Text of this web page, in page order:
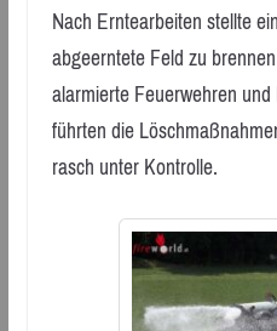
Nach Erntearbeiten stellte
abgeerntete Feld zu
alarmierte Feuerwehren
führten die
rasch unter Kontrolle.